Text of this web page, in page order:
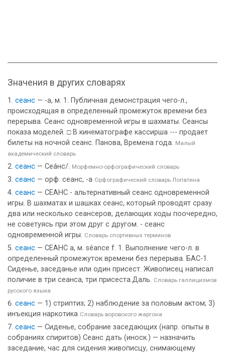
Значения в других словарях
сеанс — -а, м. 1. Публичная демонстрация чего-л.,
происходящая в определенный промежуток времени без
перерыва. Сеанс одновременной игры в шахматы. Сеансы
показа моделей. □ В кинематографе кассирша --- продает
билеты на ночной сеанс. Панова, Времена года. Малый
академический словарь
сеанс — Сеа́нс/. Морфемно-орфографический словарь
сеанс — орф. сеанс, -а Орфографический словарь Лопатина
сеанс — СЕАНС - альтернативный сеанс одновременной
игры. В шахматах и шашках сеанс, который проводят сразу
два или несколько сеансеров, делающих ходы поочередно,
не советуясь при этом друг с другом. - сеанс
одновременной игры. Словарь спортивных терминов
сеанс — СЕАНС а, м. séance f. 1. Выполнение чего-л. в
определенный промежуток времени без перерыва. БАС-1.
Сиденье, заседанье или один присест. Живописец написал
поличие в три сеанса, три присеста.Даль. Словарь галлицизмов
русского языка
сеанс — 1) стриптиз; 2) наблюдение за половым актом; 3)
инъекция наркотика Словарь воровского жаргона
сеанс — Сиденье, собрание заседающих (напр. опыты в
собраниях спиритов) Сеанс дать (иноск.) — назначить
заседание, час для сидения живописцу, снимающему